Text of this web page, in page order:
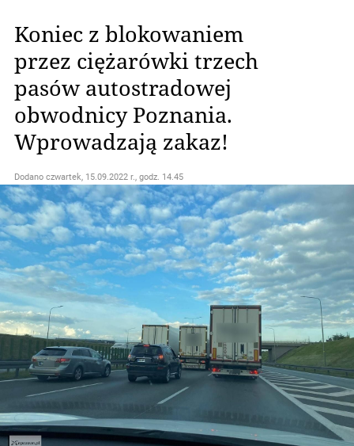
Koniec z blokowaniem
przez ciężarówki trzech
pasów autostradowej
obwodnicy Poznania.
Wprowadzają zakaz!
Dodano czwartek, 15.09.2022 r., godz. 14.45